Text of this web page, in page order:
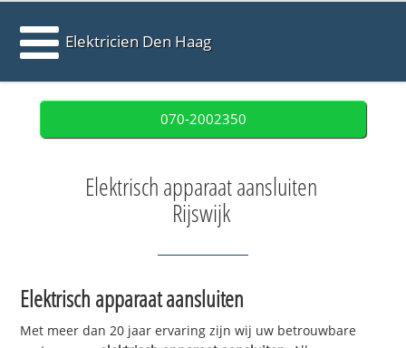
Elektricien Den Haag
070-2002350
Elektrisch apparaat aansluiten
Rijswijk
Elektrisch apparaat aansluiten
Met meer dan 20 jaar ervaring zijn wij uw betrouwbare